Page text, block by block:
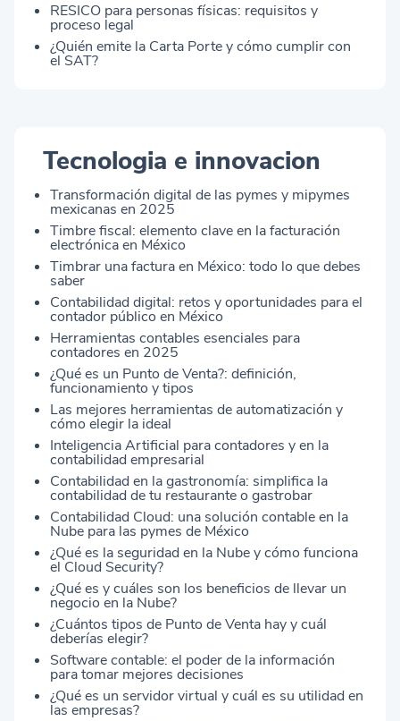
RESICO para personas físicas: requisitos y
proceso legal
¿Quién emite la Carta Porte y cómo cumplir con
el SAT?
Tecnologia e innovacion
Transformación digital de las pymes y mipymes
mexicanas en 2025
Timbre fiscal: elemento clave en la facturación
electrónica en México
Timbrar una factura en México: todo lo que debes
saber
Contabilidad digital: retos y oportunidades para el
contador público en México
Herramientas contables esenciales para
contadores en 2025
¿Qué es un Punto de Venta?: definición,
funcionamiento y tipos
Las mejores herramientas de automatización y
cómo elegir la ideal
Inteligencia Artificial para contadores y en la
contabilidad empresarial
Contabilidad en la gastronomía: simplifica la
contabilidad de tu restaurante o gastrobar
Contabilidad Cloud: una solución contable en la
Nube para las pymes de México
¿Qué es la seguridad en la Nube y cómo funciona
el Cloud Security?
¿Qué es y cuáles son los beneficios de llevar un
negocio en la Nube?
¿Cuántos tipos de Punto de Venta hay y cuál
deberías elegir?
Software contable: el poder de la información
para tomar mejores decisiones
¿Qué es un servidor virtual y cuál es su utilidad en
las empresas?